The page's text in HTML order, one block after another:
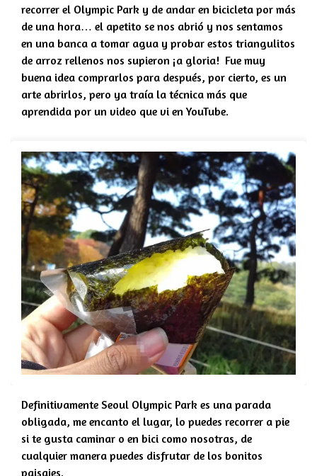
recorrer el Olympic Park y de andar en bicicleta por más
de una hora… el apetito se nos abrió y nos sentamos
en una banca a tomar agua y probar estos triangulitos
de arroz rellenos nos supieron ¡a gloria! Fue muy
buena idea comprarlos para después, por cierto, es un
arte abrirlos, pero ya traía la técnica más que
aprendida por un video que vi en YouTube.
Definitivamente Seoul Olympic Park es una parada
obligada, me encanto el lugar, lo puedes recorrer a pie
si te gusta caminar o en bici como nosotras, de
cualquier manera puedes disfrutar de los bonitos
paisajes.